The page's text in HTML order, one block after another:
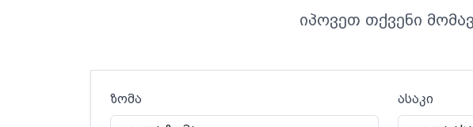
იპოვეთ თქვენი
ზომა ასაკი